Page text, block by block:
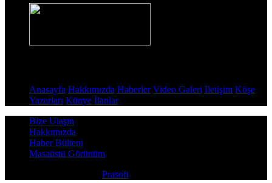
Anasayfa Hakkımızda Haberler Video Galeri İletişim Köşe
Yazarları Künye İlanlar
Bize Ulaşın
Hakkımızda
Haber Bülteni
Masaüstü Görünüm
Prasoft